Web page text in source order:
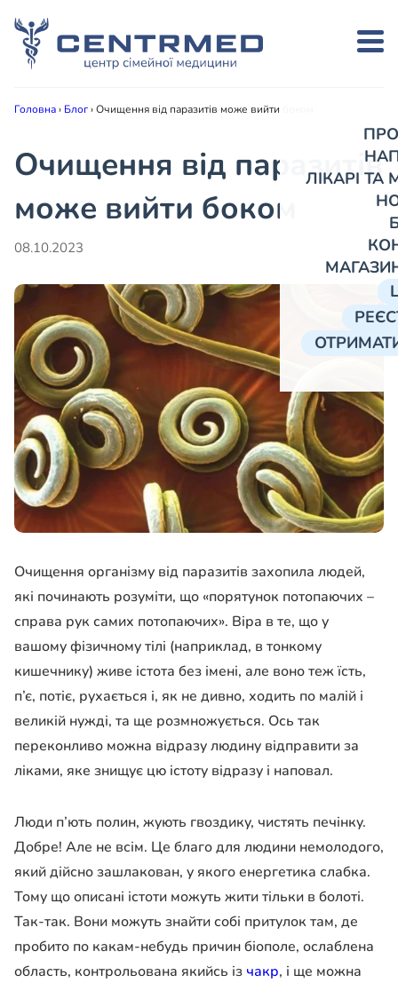
ЛІКАРІ
Головна› Блог›Очищення від паразитів може вийти боком
Очищення від паразитів
може вийти боком
08.10.2023
Очищення організму від паразитів захопила людей,
які починають розуміти, що «порятунок потопаючих –
справа рук самих потопаючих». Віра в те, що у
вашому фізичному тілі (наприклад, в тонкому
кишечнику) живе істота без імені, але воно теж їсть,
п’є, потіє, рухається і, як не дивно, ходить по малій і
великій нужді, та ще розмножується. Ось так
переконливо можна відразу людину відправити за
ліками, яке знищує цю істоту відразу і наповал.
Люди п’ють полин, жують гвоздику, чистять печінку.
Добре! Але не всім. Це благо для людини немолодого,
який дійсно зашлакован, у якого енергетика слабка.
Тому що описані істоти можуть жити тільки в болоті.
Так-так. Вони можуть знайти собі притулок там, де
пробито по какам-небудь причин біополе, ослаблена
область, контрольована якийсь із чакр, і ще можна